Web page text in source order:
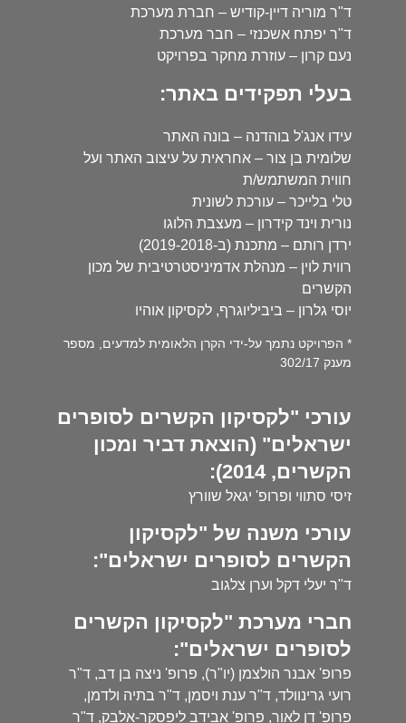
ד"ר מוריה דיין-קודיש – חברת מערכת
ד"ר יפתח אשכנזי – חבר מערכת
נעם קרון – עוזרת מחקר בפרויקט
בעלי תפקידים באתר:
עידו אנג'ל בוהדנה – בונה האתר
שלומית בן צור – אחראית על עיצוב האתר ועל
חווית המשתמש/ת
טלי בלייכר – עורכת לשונית
נורית וינד קידרון – מעצבת הלוגו
ירדן רותם – מתכנת (ב-2019-2018)
רווית לוין – מנהלת אדמיניסטרטיבית של מכון
הקשרים
יוסי גלרון – ביביליוגרף, לקסיקון אוהיו
* הפרויקט נתמך על-ידי הקרן הלאומית למדעים, מספר
מענק 302/17
עורכי "לקסיקון הקשרים לסופרים
ישראלים" (הוצאת דביר ומכון
הקשרים, 2014):
זיסי סתווי ופרופ' יגאל שוורץ
עורכי משנה של "לקסיקון
הקשרים לסופרים ישראלים":
ד"ר יעלי דקל וערן צלגוב
חברי מערכת "לקסיקון הקשרים
לסופרים ישראלים":
פרופ' אבנר הולצמן (יו"ר), פרופ' ניצה בן דב, ד"ר
רועי גרינוולד, ד"ר ענת ויסמן, ד"ר בתיה ולדמן,
פרופ' דן לאור, פרופ' אבידב ליפסקר-אלבק, ד"ר